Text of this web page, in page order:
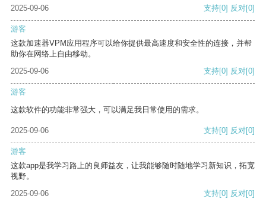
2025-09-06 支持[0] 反对[0]
游客
这款加速器VPM应用程序可以给你提供最高速度和安全性的连接，并帮
助你在网络上自由移动。
2025-09-06
支持[0] 反对[0]
游客
这款软件的功能非常强大，可以满足我日常使用的需求。
2025-09-06 支持[0] 反对[0]
游客
这款app是我学习路上的良师益友，让我能够随时随地学习新知识，拓宽
视野。
2025-09-06
支持[0] 反对[0]